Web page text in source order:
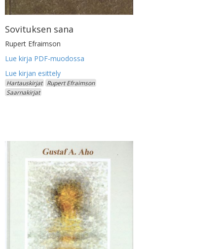
Sovituksen sana
Rupert Efraimson
Lue kirja PDF-muodossa
Hartauskirjat
Rupert Efraimson
Saarnakirjat